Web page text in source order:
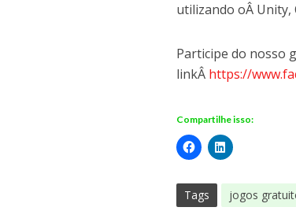
utilizando oÂ Unity,
Participe do nosso
linkÂ https://
Compartilhe isso:
Tags jogos